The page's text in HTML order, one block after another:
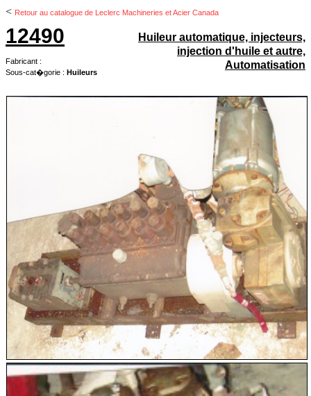
< Retour au catalogue de Leclerc Machineries et Acier Canada
12490
Fabricant :
Sous-cat�gorie : Huileurs
Huileur automatique, injecteurs,
injection d'huile et autre,
Automatisation